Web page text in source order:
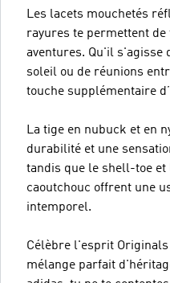
Les lacets mouchetés
rayures te permettent
aventures. Qu'il s'agisse
soleil ou de réunions
touche supplémentaire
La tige en nubuck et en
durabilité et une
tandis que le shell-toe
caoutchouc offrent une
intemporel.
Célèbre l'esprit
mélange parfait